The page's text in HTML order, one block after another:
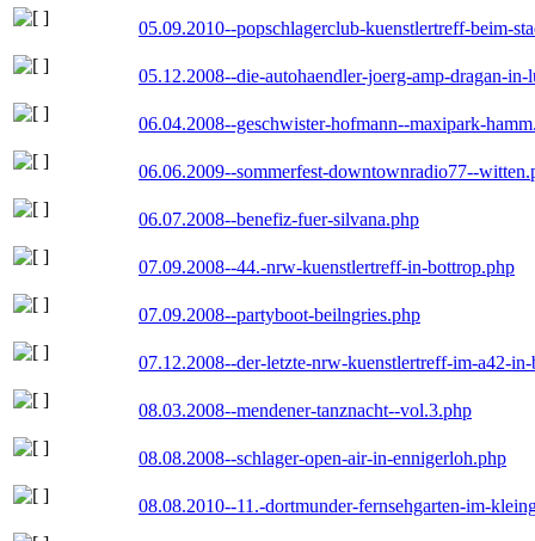
05.09.2010--popschlagerclub-kuenstlertreff-beim-
05.12.2008--die-autohaendler-joerg-amp-dragan-in-
06.04.2008--geschwister-hofmann--maxipark-
06.06.2009--sommerfest-downtownradio77--
06.07.2008--benefiz-fuer-silvana.php
07.09.2008--44.-nrw-kuenstlertreff-in-bottrop.php
07.09.2008--partyboot-beilngries.php
07.12.2008--der-letzte-nrw-kuenstlertreff-im-a42-
08.03.2008--mendener-tanznacht--vol.3.php
08.08.2008--schlager-open-air-in-ennigerloh.php
08.08.2010--11.-dortmunder-fernsehgarten-im-